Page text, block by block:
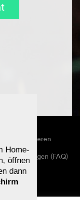
abonnieren
Fragen (FAQ)
Home-
öffnen
dann